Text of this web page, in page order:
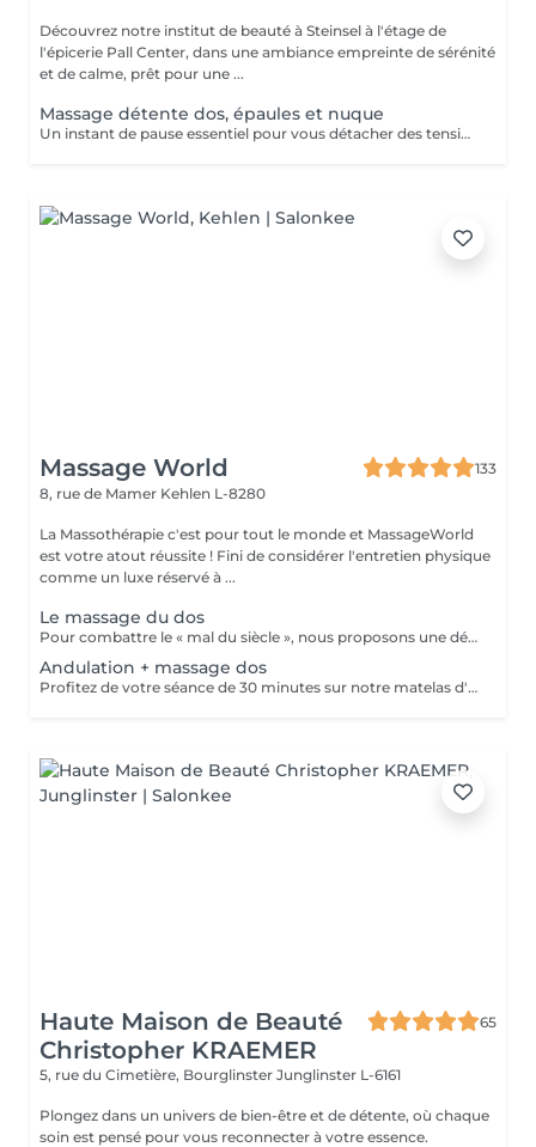
Découvrez notre institut de beauté à Steinsel à l'étage de
l'épicerie Pall Center, dans une ambiance empreinte de sérénité
et de calme, prêt pour une ...
Massage détente dos, épaules et nuque
Un instant de pause essentiel pour vous détacher des tensions accumulées. Huile chaude aromatique.
Massage World
133
8, rue de Mamer Kehlen L-8280
La Massothérapie c'est pour tout le monde et MassageWorld
est votre atout réussite ! Fini de considérer l'entretien physique
comme un luxe réservé à ...
Le massage du dos
Pour combattre le « mal du siècle », nous proposons une détente régénératrice, qui aura raison de toutes vos tensions dans la nuque, les trapèzes, les épaules, les muscles dorsaux, les paravertébraux, et le sacrum. Partie du corps souvent contractée et sollicitée, notre dos souffre de notre rythme de vie, d'un manque fréquent d'exercices physiques mais également de nos mauvaises postures. Ce massage a également pour objectif d'évacuer les tensions psychologiques dues au stress. Nous allons travailler à relâcher les tensions musculaires de l'entièreté du dos.
Andulation + massage dos
Profitez de votre séance de 30 minutes sur notre matelas d'andulation pour une efficacité maximale de votre massage dos. Propriétés du matelas d'andulation : stimulation du flux lymphatique, augmentation de la circulation sanguine, production énergétique cellulaire, activation des mécanismes de détente musculaire, refoulement des signaux douloureux.
Haute Maison de Beauté
Christopher KRAEMER
65
5, rue du Cimetière, Bourglinster Junglinster L-6161
Plongez dans un univers de bien-être et de détente, où chaque
soin est pensé pour vous reconnecter à votre essence.